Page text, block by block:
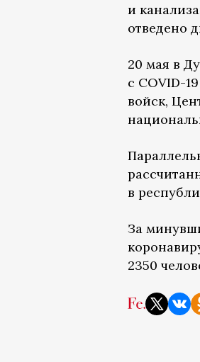
и
отведено
20 мая в
с COVID-
войск,
в
За
2350